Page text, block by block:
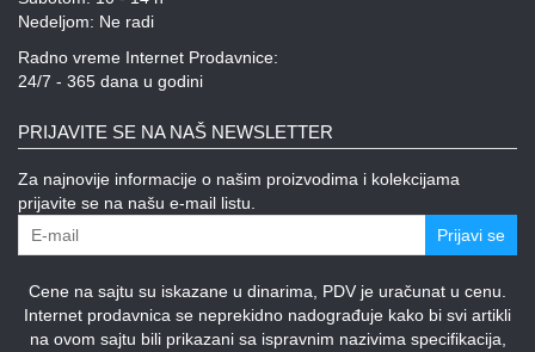
Nedeljom: Ne radi
Radno vreme Internet Prodavnice:
24/7 - 365 dana u godini
PRIJAVITE SE NA NAŠ NEWSLETTER
Za najnovije informacije o našim proizvodima i kolekcijama
prijavite se na našu e-mail listu.
Prijavi se
Cene na sajtu su iskazane u dinarima, PDV je uračunat u cenu.
Internet prodavnica se neprekidno nadograđuje kako bi svi artikli
na ovom sajtu bili prikazani sa ispravnim nazivima specifikacija,